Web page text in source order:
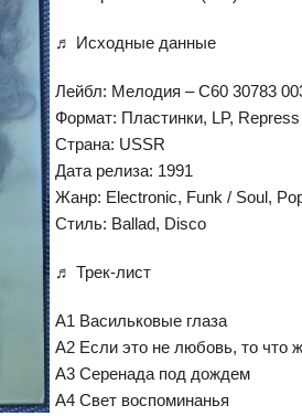
♬ Исходные данные
Лейбл: Мелодия – C60 30783
Формат: Пластинки, LP, Repress
Страна: USSR
Дата релиза: 1991
Жанр: Electronic, Funk / Soul,
Стиль: Ballad, Disco
♬ Трек-лист
A1 Васильковые глаза
A2 Если это не любовь, то что
A3 Серенада под дождем
A4 Свет воспоминанья